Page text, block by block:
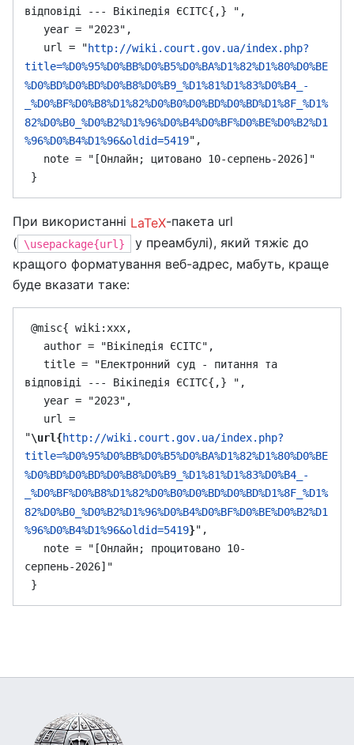
відповіді --- Вікіпедія ЄСІТС{,} ",
   url = "
http://wiki.court.gov.ua/index.php?
title=%D0%95%D0%BB%D0%B5%D0%BA%D1%82%D1%80%D0%BE
%D0%BD%D0%BD%D0%B8%D0%B9_%D1%81%D1%83%D0%B4_-
_%D0%BF%D0%B8%D1%82%D0%B0%D0%BD%D0%BD%D1%8F_%D1%
82%D0%B0_%D0%B2%D1%96%D0%B4%D0%BF%D0%BE%D0%B2%D1
%96%D0%B4%D1%96&oldid=5419",
При використанні LaTeX-пакета url
(
\usepackage{url}
у преамбулі), який тяжіє до
кращого форматування веб-адрес, мабуть, краще
буде вказати таке:
відповіді --- Вікіпедія ЄСІТС{,} ",
"\url{http://wiki.court.gov.ua/index.php?
title=%D0%95%D0%BB%D0%B5%D0%BA%D1%82%D1%80%D0%BE
%D0%BD%D0%BD%D0%B8%D0%B9_%D1%81%D1%83%D0%B4_-
_%D0%BF%D0%B8%D1%82%D0%B0%D0%BD%D0%BD%D1%8F_%D1%
82%D0%B0_%D0%B2%D1%96%D0%B4%D0%BF%D0%BE%D0%B2%D1
%96%D0%B4%D1%96&oldid=5419}",
серпень-2026]"